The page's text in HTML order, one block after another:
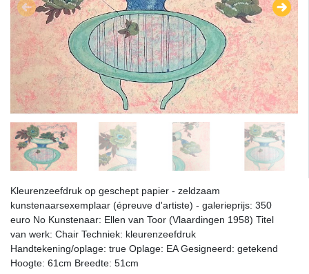
Kleurenzeefdruk op geschept papier - zeldzaam
kunstenaarsexemplaar (épreuve d'artiste) - galerieprijs: 350
euro No Kunstenaar: Ellen van Toor (Vlaardingen 1958) Titel
van werk: Chair Techniek: kleurenzeefdruk
Handtekening/oplage: true Oplage: EA Gesigneerd: getekend
Hoogte: 61cm Breedte: 51cm